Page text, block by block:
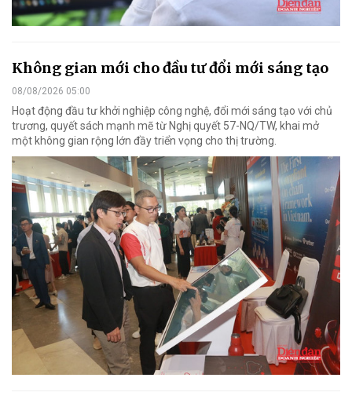
Không gian mới cho đầu tư đổi mới sáng tạo
08/08/2026 05:00
Hoạt động đầu tư khởi nghiệp công nghệ, đổi mới sáng tạo với chủ
trương, quyết sách mạnh mẽ từ Nghị quyết 57-NQ/TW, khai mở
một không gian rộng lớn đầy triển vọng cho thị trường.